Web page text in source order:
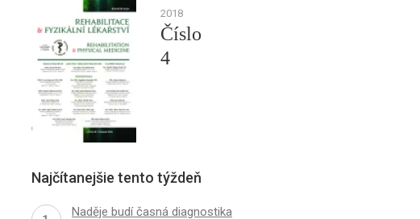
2018
Číslo
4
Najčítanejšie tento týždeň
Naděje budí časná diagnostika